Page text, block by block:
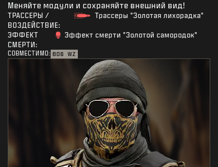
Меняйте модули и сохраняйте внешний вид!
ТРАССЕРЫ /
ВОЗДЕЙСТВИЕ:
Трассеры "Золотая лихорадка"
ЭФФЕКТ
СМЕРТИ:
Эффект смерти "Золотой самородок"
СОВМЕСТИМО: BO6 WZ